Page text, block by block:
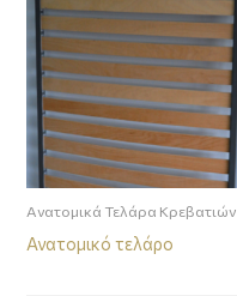
Ανατομικά Τελάρα Κρεβατιών
Ανατομικό τελάρο